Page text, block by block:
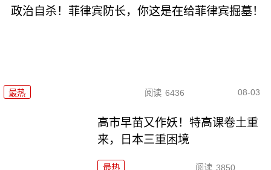
政治自杀！菲律宾防长，你这是在给菲律宾掘墓！
最热 阅读 6436 08-03
高市早苗又作妖！特高课卷土重
来，日本三重困境
最热 阅读 3850